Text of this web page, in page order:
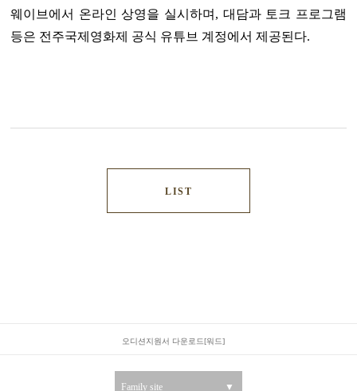
웨이브에서 온라인 상영을 실시하며, 대담과 토크 프로그램
등은 전주국제영화제 공식 유튜브 계정에서 제공된다.
LIST
오디션지원서 다운로드[워드]
Family site ▼